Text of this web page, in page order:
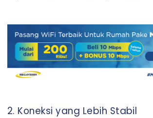
2. Koneksi yang Lebih Stabil